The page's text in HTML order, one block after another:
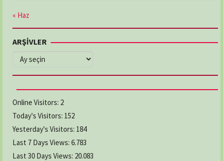
No:205/A İlkadım / Samsun
03622368481
ELMAS ECZANESİ
GAMZE ECZANESİ
Adres:YENİ CAMİ MAH. LİSE CAD. NO:64/A
03626222619
« Haz
ARŞİVLER
ARŞİVLER
Online Visitors: 2
Today's Visitors: 152
Yesterday's Visitors: 184
Last 7 Days Views: 6.783
Last 30 Days Views: 20.083